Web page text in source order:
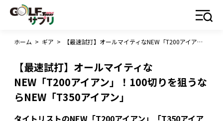
ホーム > ギア > 【最速試打】オールマイティなNEW「T200アイアン」！100切りを狙うならNEW「T350アイアン」
【最速試打】オールマイティな
NEW「T200アイアン」！100切りを狙うな
らNEW「T350アイアン」
タイトリストのNEW「T200アイアン」「T350アイア